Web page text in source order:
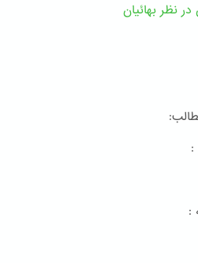
نظر بهائیان
:
: